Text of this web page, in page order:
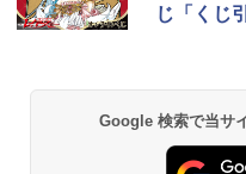
じ「くじ
Google 検索で当サ